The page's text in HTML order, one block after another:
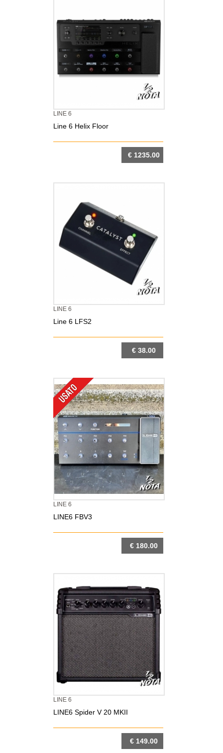
LINE 6
Line 6 Helix Floor
€ 1235.00
LINE 6
Line 6 LFS2
€ 38.00
LINE 6
LINE6 FBV3
€ 180.00
LINE 6
LINE6 Spider V 20 MKII
€ 149.00